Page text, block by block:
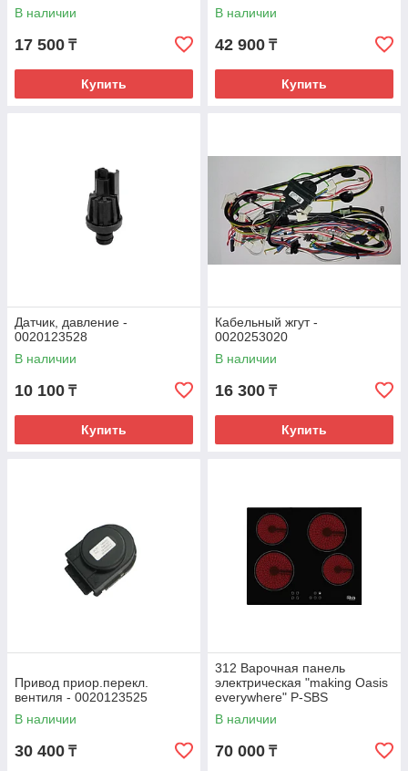
В наличии
17 500 ₸
Купить
В наличии
42 900 ₸
Купить
Датчик, давление -
0020123528
В наличии
10 100 ₸
Купить
Кабельный жгут -
0020253020
В наличии
16 300 ₸
Купить
Привод приор.перекл.
вентиля - 0020123525
В наличии
30 400 ₸
312 Варочная панель
электрическая "making Oasis
everywhere" P-SBS
В наличии
70 000 ₸